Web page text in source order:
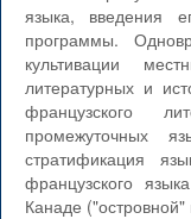
языка, введения
программы.
культивации
литературных и
французского
промежуточных
стратификация
французского
Канаде